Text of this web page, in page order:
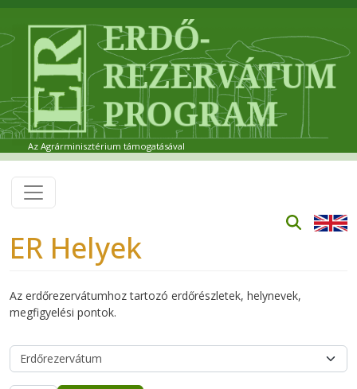
Az Agrárminisztérium támogatásával
ER Helyek
Az erdőrezervátumhoz tartozó erdőrészletek, helynevek,
megfigyelési pontok.